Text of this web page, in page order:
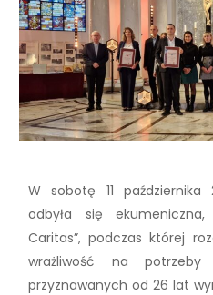
W sobotę 11
odbyła się
Caritas”, podczas której
wrażliwość na
przyznawanych od 26 lat